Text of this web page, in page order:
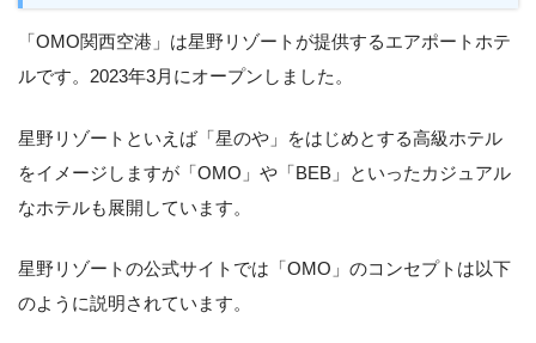
「OMO関西空港」は星野リゾートが提供するエアポートホテ
ルです。2023年3月にオープンしました。
星野リゾートといえば「星のや」をはじめとする高級ホテル
をイメージしますが「OMO」や「BEB」といったカジュアル
なホテルも展開しています。
星野リゾートの公式サイトでは「OMO」のコンセプトは以下
のように説明されています。